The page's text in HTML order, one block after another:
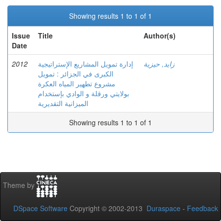
Showing results 1 to 1 of 1
Issue
Date
Title Author(s)
2012
إدارة تمويل المشاريع الإستراتيجية
الكبرى في الجزائر : تمويل
مشروع تطهير المياه العكرة
بولايتي ورقلة و الوادي بإستخدام
الميزانية التقديرية
زايد, حيزية
Showing results 1 to 1 of 1
Theme by
DSpace Software Copyright © 2002-2013 Duraspace - Feedback